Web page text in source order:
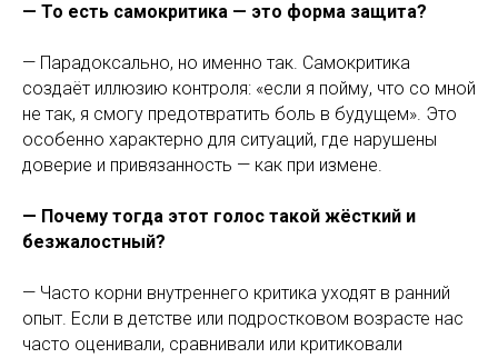
— То есть самокритика — это форма защита?
— Парадоксально, но именно так. Самокритика
создаёт иллюзию контроля: «если я пойму, что со мной
не так, я смогу предотвратить боль в будущем». Это
особенно характерно для ситуаций, где нарушены
доверие и привязанность — как при измене.
— Почему тогда этот голос такой жёсткий и
безжалостный?
— Часто корни внутреннего критика уходят в ранний
опыт. Если в детстве или подростковом возрасте нас
часто оценивали, сравнивали или критиковали